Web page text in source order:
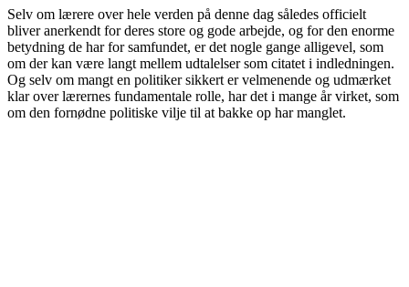
Selv om lærere over hele verden på denne dag således officielt
bliver anerkendt for deres store og gode arbejde, og for den enorme
betydning de har for samfundet, er det nogle gange alligevel, som
om der kan være langt mellem udtalelser som citatet i indledningen.
Og selv om mangt en politiker sikkert er velmenende og udmærket
klar over lærernes fundamentale rolle, har det i mange år virket, som
om den fornødne politiske vilje til at bakke op har manglet.